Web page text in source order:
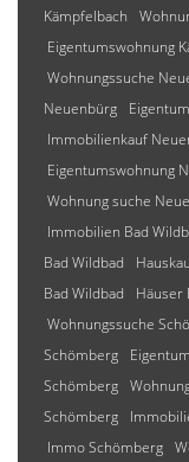
Kämpfelbach
Eigentumswohnung
Wohnungssuche
Neuenbürg
Immobilienkauf
Eigentumswohnung
Wohnung suche
Immobilien Bad
Bad Wildbad
Bad Wildbad
Häuser
Wohnungssuche
Schömberg
Schömberg
Schömberg
Immo Schömberg